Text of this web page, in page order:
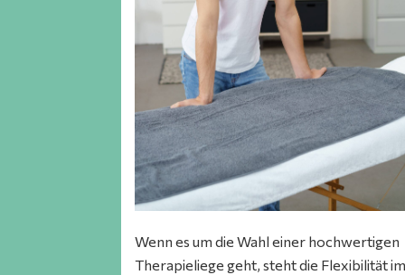
Wenn es um die Wahl einer hochwertigen
Therapieliege geht, steht die Flexibilität